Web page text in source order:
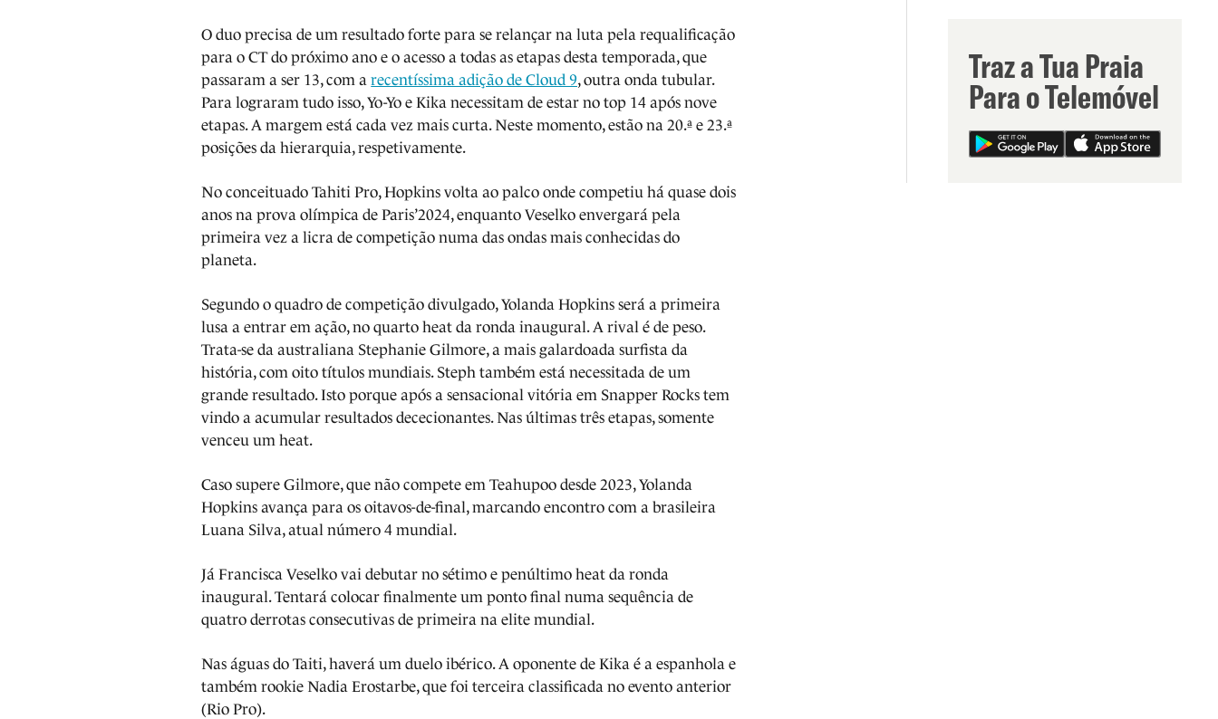
O duo precisa de um resultado forte para se relançar na luta pela requalificação
para o CT do próximo ano e o acesso a todas as etapas desta temporada, que
passaram a ser 13, com arecentíssima adição de Cloud 9, outra onda tubular.
Para lograram tudo isso, Yo-Yo e Kika necessitam de estar no top 14 após nove
etapas. A margem está cada vez mais curta. Neste momento, estão na 20.ª e 23.ª
posições da hierarquia, respetivamente.
No conceituado Tahiti Pro, Hopkins volta ao palco onde competiu há quase dois
anos na prova olímpica de Paris’2024, enquanto Veselko envergará pela
primeira vez a licra de competição numa das ondas mais conhecidas do
planeta.
Segundo o quadro de competição divulgado, Yolanda Hopkins será a primeira
lusa a entrar em ação, no quarto heat da ronda inaugural. A rival é de peso.
Trata-se da australiana Stephanie Gilmore, a mais galardoada surfista da
história, com oito títulos mundiais. Steph também está necessitada de um
grande resultado. Isto porque após a sensacional vitória em Snapper Rocks tem
vindo a acumular resultados dececionantes. Nas últimas três etapas, somente
venceu um heat.
Caso supere Gilmore, que não compete em Teahupoo desde 2023, Yolanda
Hopkins avança para os oitavos-de-final, marcando encontro com a brasileira
Luana Silva, atual número 4 mundial.
Já Francisca Veselko vai debutar no sétimo e penúltimo heat da ronda
inaugural. Tentará colocar finalmente um ponto final numa sequência de
quatro derrotas consecutivas de primeira na elite mundial.
Nas águas do Taiti, haverá um duelo ibérico. A oponente de Kika é a espanhola e
também rookie Nadia Erostarbe, que foi terceira classificada no evento anterior
(Rio Pro).
Traz a Tua Praia
Para o Telemóvel